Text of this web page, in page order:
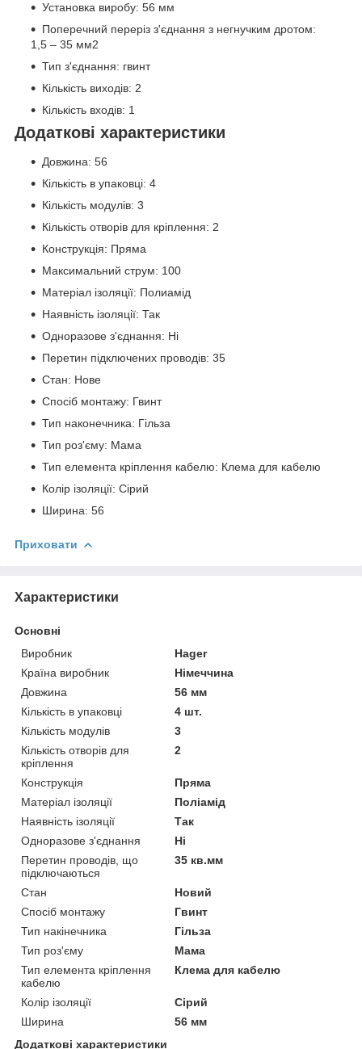
Установка виробу: 56 мм
Поперечний переріз з'єднання з негнучким дротом:
1,5 – 35 мм2
Тип з'єднання: гвинт
Кількість виходів: 2
Кількість входів: 1
Додаткові характеристики
Довжина: 56
Кількість в упаковці: 4
Кількість модулів: 3
Кількість отворів для кріплення: 2
Конструкція: Пряма
Максимальний струм: 100
Матеріал ізоляції: Полиамід
Наявність ізоляції: Так
Одноразове з'єднання: Ні
Перетин підключених проводів: 35
Стан: Нове
Спосіб монтажу: Гвинт
Тип наконечника: Гільза
Тип роз'єму: Мама
Тип елемента кріплення кабелю: Клема для кабелю
Колір ізоляції: Сірий
Ширина: 56
Приховати
Характеристики
Основні
Виробник
Hager
Країна виробник
Німеччина
Довжина
56 мм
Кількість в упаковці
4 шт.
Кількість модулів
3
Кількість отворів для
кріплення
2
Конструкція
Пряма
Матеріал ізоляції
Поліамід
Наявність ізоляції
Так
Одноразове з'єднання
Ні
Перетин проводів, що
підключаються
35 кв.мм
Стан
Новий
Спосіб монтажу
Гвинт
Тип накінечника
Гільза
Тип роз'єму
Мама
Тип елемента кріплення
кабелю
Клема для кабелю
Колір ізоляції
Сірий
Ширина
56 мм
Додаткові характеристики